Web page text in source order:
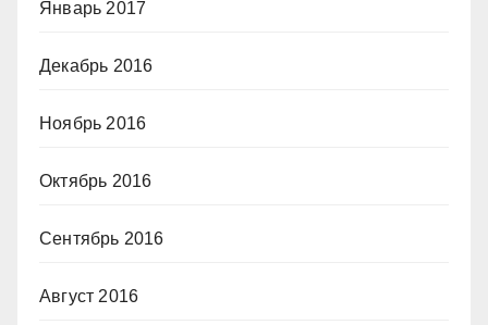
Январь 2017
Декабрь 2016
Ноябрь 2016
Октябрь 2016
Сентябрь 2016
Август 2016